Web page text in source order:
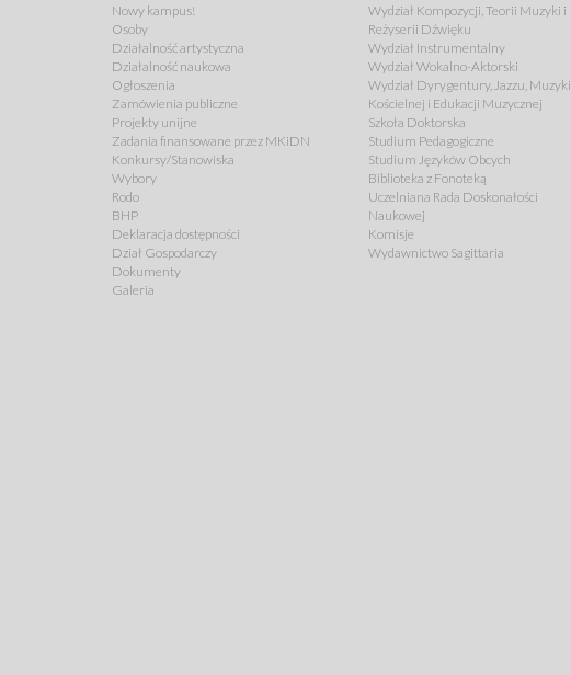
Nowy kampus!
Osoby
Działalność artystyczna
Działalność naukowa
Ogłoszenia
Zamówienia publiczne
Projekty unijne
Zadania finansowane przez MKiDN
Konkursy/Stanowiska
Wybory
Rodo
BHP
Deklaracja dostępności
Dział Gospodarczy
Dokumenty
Galeria
Wydział Kompozycji, Teorii Muzyki i
Reżyserii Dźwięku
Wydział Instrumentalny
Wydział Wokalno-Aktorski
Wydział Dyrygentury, Jazzu, Muzyki
Kościelnej i Edukacji Muzycznej
Szkoła Doktorska
Studium Pedagogiczne
Studium Języków Obcych
Biblioteka z Fonoteką
Uczelniana Rada Doskonałości
Naukowej
Komisje
Wydawnictwo Sagittaria